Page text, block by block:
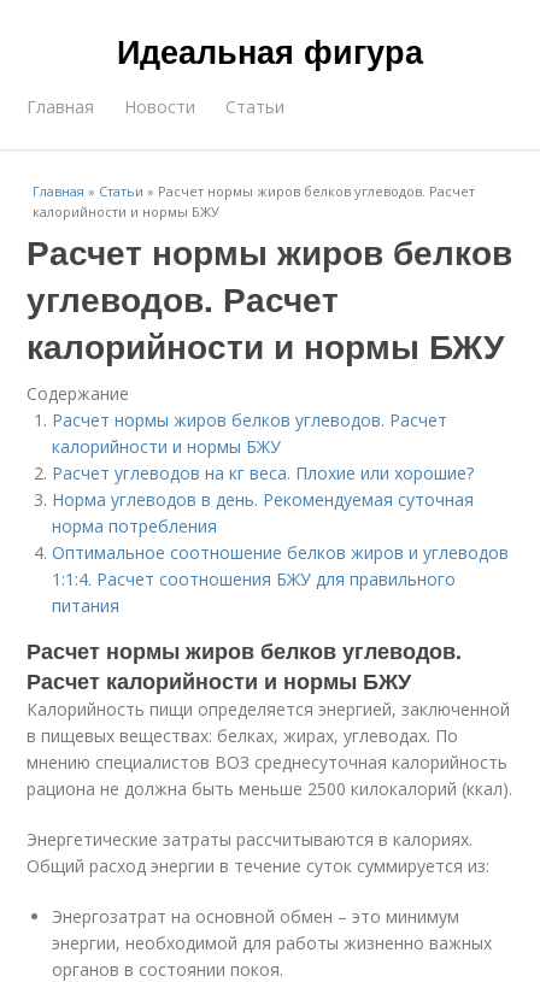
Идеальная фигура
Главная Новости Статьи
Главная » Статьи » Расчет нормы жиров белков углеводов. Расчет
калорийности и нормы БЖУ
Расчет нормы жиров белков
углеводов. Расчет
калорийности и нормы БЖУ
Содержание
Расчет нормы жиров белков углеводов. Расчет
калорийности и нормы БЖУ
Расчет углеводов на кг веса. Плохие или хорошие?
Норма углеводов в день. Рекомендуемая суточная
норма потребления
Оптимальное соотношение белков жиров и углеводов
1:1:4. Расчет соотношения БЖУ для правильного
питания
Расчет нормы жиров белков углеводов.
Расчет калорийности и нормы БЖУ
Калорийность пищи определяется энергией, заключенной
в пищевых веществах: белках, жирах, углеводах. По
мнению специалистов ВОЗ среднесуточная калорийность
рациона не должна быть меньше 2500 килокалорий (ккал).
Энергетические затраты рассчитываются в калориях.
Общий расход энергии в течение суток суммируется из:
Энергозатрат на основной обмен – это минимум
энергии, необходимой для работы жизненно важных
органов в состоянии покоя.